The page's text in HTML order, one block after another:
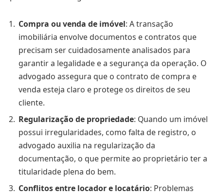
Compra ou venda de imóvel: A transação
imobiliária envolve documentos e contratos que
precisam ser cuidadosamente analisados para
garantir a legalidade e a segurança da operação. O
advogado assegura que o contrato de compra e
venda esteja claro e protege os direitos de seu
cliente.
Regularização de propriedade: Quando um imóvel
possui irregularidades, como falta de registro, o
advogado auxilia na regularização da
documentação, o que permite ao proprietário ter a
titularidade plena do bem.
Conflitos entre locador e locatário: Problemas